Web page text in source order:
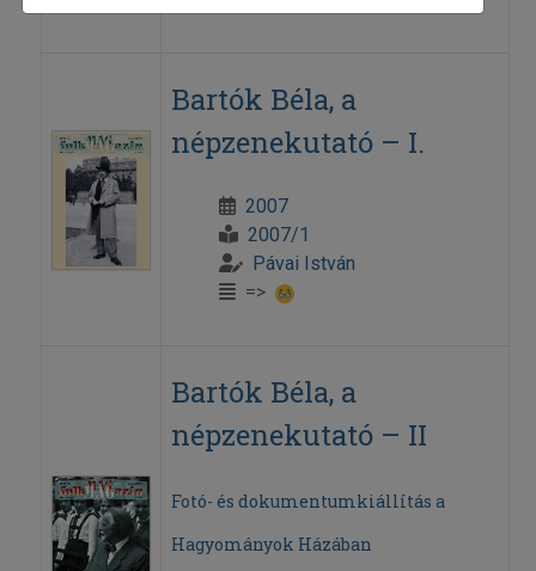
Bartók Béla, a
népzenekutató – I.
2007
2007/1
Pávai István
=>
Bartók Béla, a
népzenekutató – II
Fotó- és dokumentumkiállítás a
Hagyományok Házában